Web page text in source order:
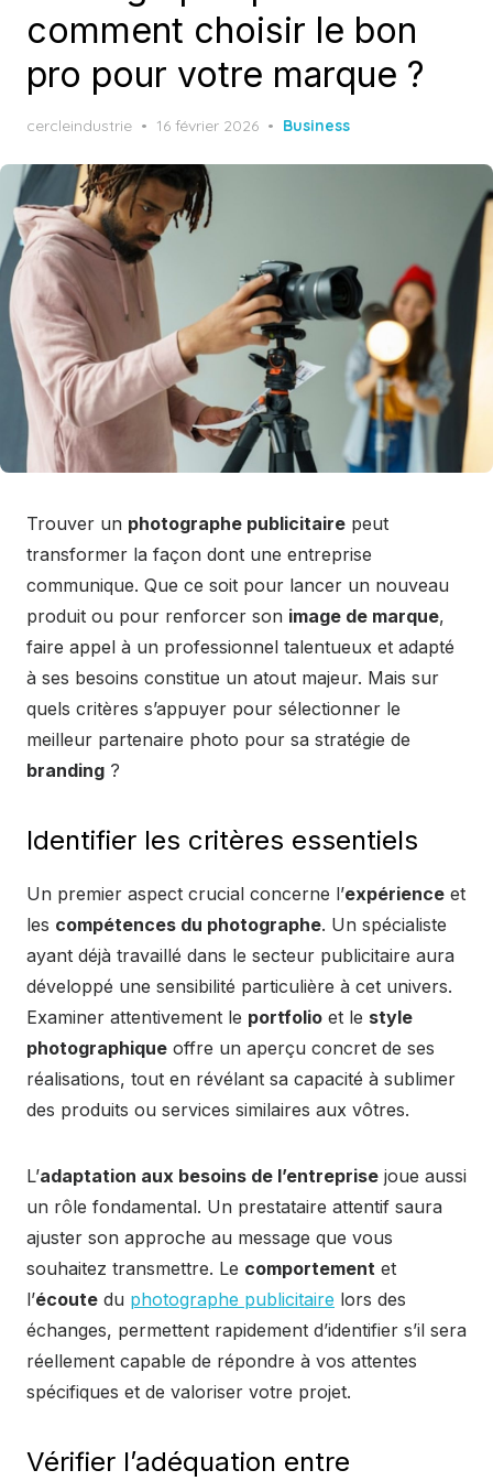
comment choisir le bon
pro pour votre marque ?
cercleindustrie
Posted
16 février 2026 Business
Trouver un photographe publicitaire peut
transformer la façon dont une entreprise
communique. Que ce soit pour lancer un nouveau
produit ou pour renforcer son image de marque,
faire appel à un professionnel talentueux et adapté
à ses besoins constitue un atout majeur. Mais sur
quels critères s’appuyer pour sélectionner le
meilleur partenaire photo pour sa stratégie de
branding ?
Identifier les critères essentiels
Un premier aspect crucial concerne l’expérience et
les compétences du photographe. Un spécialiste
ayant déjà travaillé dans le secteur publicitaire aura
développé une sensibilité particulière à cet univers.
Examiner attentivement le portfolio et le style
photographique offre un aperçu concret de ses
réalisations, tout en révélant sa capacité à sublimer
des produits ou services similaires aux vôtres.
L’adaptation aux besoins de l’entreprise joue aussi
un rôle fondamental. Un prestataire attentif saura
ajuster son approche au message que vous
souhaitez transmettre. Le comportement et
l’écoute du photographe publicitaire lors des
échanges, permettent rapidement d’identifier s’il sera
réellement capable de répondre à vos attentes
spécifiques et de valoriser votre projet.
Vérifier l’adéquation entre